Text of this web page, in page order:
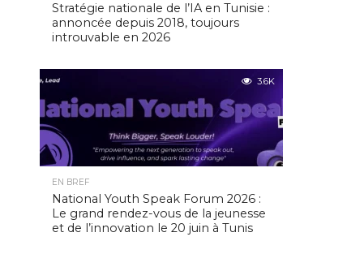
Stratégie nationale de l’IA en Tunisie :
annoncée depuis 2018, toujours
introuvable en 2026
3.6K
EN BREF
National Youth Speak Forum 2026 :
Le grand rendez-vous de la jeunesse
et de l’innovation le 20 juin à Tunis